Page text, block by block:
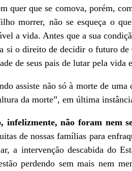
quer que se comova, porém,
morrer, não se esqueça o
a vida. Antes que a sua
o direito de decidir o futuro de
de seus pais de lutar pela vida
assiste não só à morte de uma
da morte”, em última
infelizmente, não foram nem
de nossas famílias para
a intervenção descabida do
perdendo sem mais nem